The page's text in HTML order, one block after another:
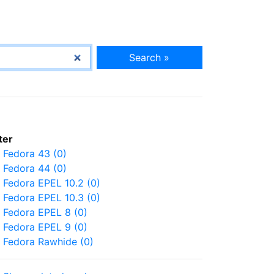
Search »
Fedora 43 (0)
Fedora 44 (0)
Fedora EPEL 10.2 (0)
Fedora EPEL 10.3 (0)
Fedora EPEL 8 (0)
Fedora EPEL 9 (0)
Fedora Rawhide (0)